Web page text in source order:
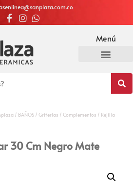
Menú
/ BAÑOS / Griferías / Complementos / Rejilla
30 Cm Negro Mate